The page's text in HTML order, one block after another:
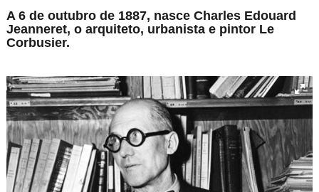
A 6 de outubro de 1887, nasce Charles Edouard
Jeanneret, o arquiteto, urbanista e pintor Le
Corbusier.